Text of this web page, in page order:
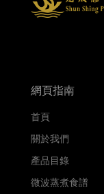
網頁指南
首頁
關於我們
產品目錄
微波蒸煮食譜